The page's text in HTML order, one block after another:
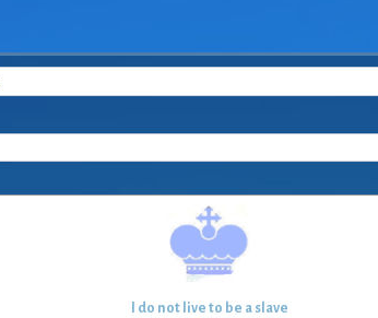
I do not live to be a slave